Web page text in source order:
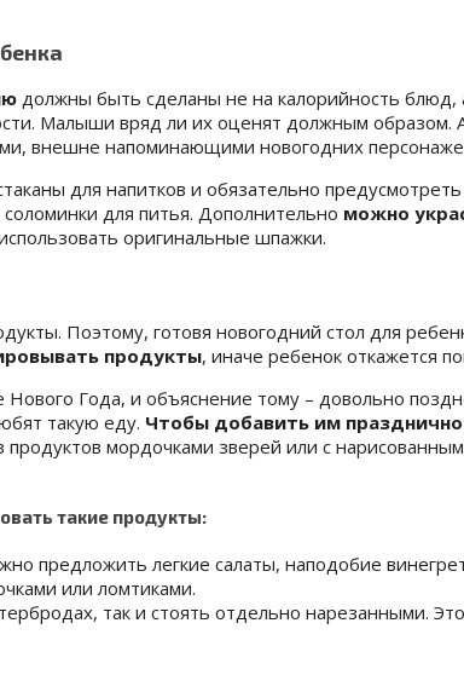
должны быть сделаны не на калорийность блюд,
Малыши вряд ли их оценят должным образом.
внешне напоминающими новогодних
для напитков и обязательно
для питья. Дополнительно можно
оригинальные шпажки.
Поэтому, готовя новогодний стол для
продукты, иначе ребенок откажется
Года, и объяснение тому – довольно
такую еду. Чтобы добавить им
мордочками зверей или с
такие продукты:
предложить легкие салаты, наподобие
или ломтиками.
так и стоять отдельно нарезанными.